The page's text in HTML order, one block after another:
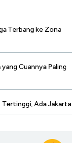
Terbang ke Zona
Cuannya Paling
Ada Jakarta